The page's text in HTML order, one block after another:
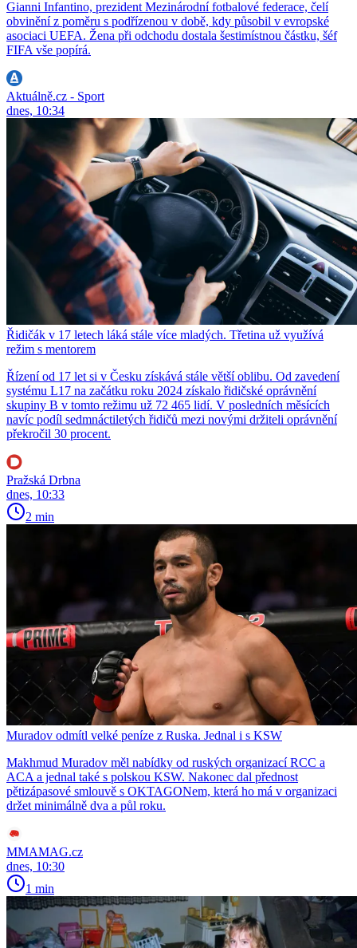
Gianni Infantino, prezident Mezinárodní fotbalové federace, čelí
obvinění z poměru s podřízenou v době, kdy působil v evropské
asociaci UEFA. Žena při odchodu dostala šestimístnou částku, šéf
FIFA vše popírá.
Aktuálně.cz - Sport
dnes, 10:34
Řidičák v 17 letech láká stále více mladých. Třetina už využívá
režim s mentorem
Řízení od 17 let si v Česku získává stále větší oblibu. Od zavedení
systému L17 na začátku roku 2024 získalo řidičské oprávnění
skupiny B v tomto režimu už 72 465 lidí. V posledních měsících
navíc podíl sedmnáctiletých řidičů mezi novými držiteli oprávnění
překročil 30 procent.
Pražská Drbna
dnes, 10:33
2 min
Muradov odmítl velké peníze z Ruska. Jednal i s KSW
Makhmud Muradov měl nabídky od ruských organizací RCC a
ACA a jednal také s polskou KSW. Nakonec dal přednost
pětizápasové smlouvě s OKTAGONem, která ho má v organizaci
držet minimálně dva a půl roku.
MMAMAG.cz
dnes, 10:30
1 min